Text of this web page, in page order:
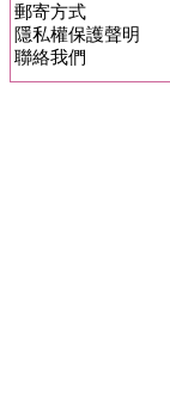
郵寄方式
隱私權保護聲明
聯絡我們